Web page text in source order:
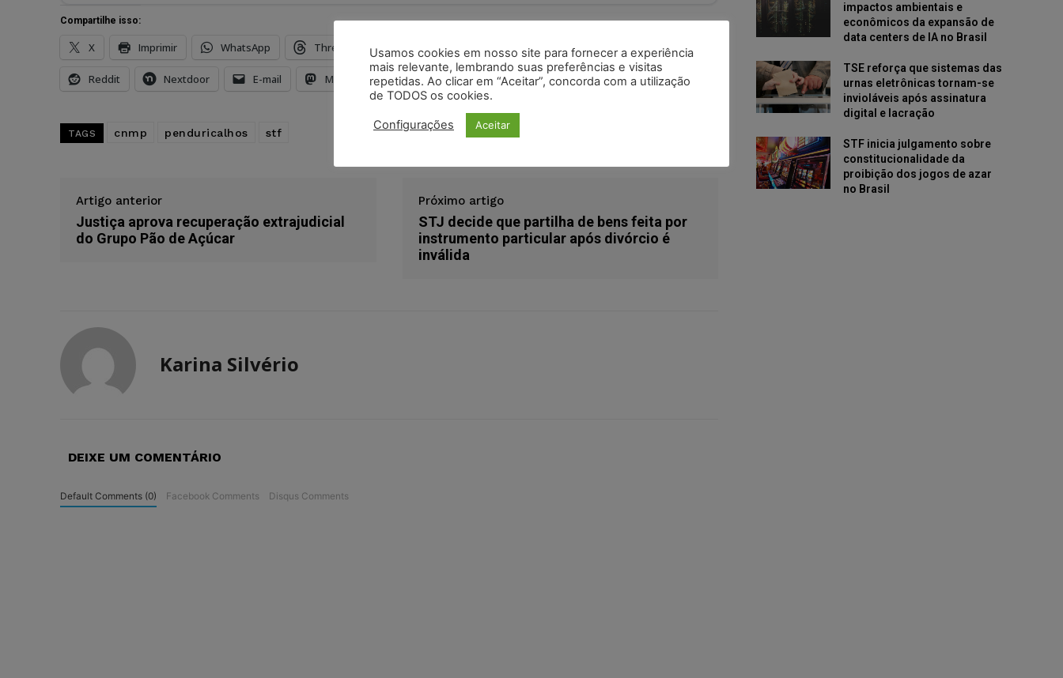
Compartilhe isso:
X Imprimir WhatsApp Threads Facebook Telegram Pinterest Tumblr
Reddit Nextdoor E-mail Mastodon LinkedIn
TAGS cnmp penduricalhos stf
Artigo anterior
Justiça aprova recuperação extrajudicial
do Grupo Pão de Açúcar
Próximo artigo
STJ decide que partilha de bens feita por
instrumento particular após divórcio é
inválida
Karina Silvério
DEIXE UM COMENTÁRIO
Default Comments (0) Facebook Comments Disqus Comments
impactos ambientais e
econômicos da expansão de
data centers de IA no Brasil
TSE reforça que sistemas das
urnas eletrônicas tornam-se
invioláveis após assinatura
digital e lacração
STF inicia julgamento sobre
constitucionalidade da
proibição dos jogos de azar
no Brasil
Usamos cookies em nosso site para fornecer a experiência
mais relevante, lembrando suas preferências e visitas
repetidas. Ao clicar em “Aceitar”, concorda com a utilização
de TODOS os cookies.
Configurações Aceitar